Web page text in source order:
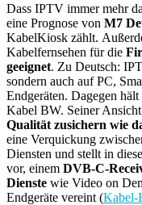
Dass IPTV immer mehr
eine Prognose von M7
KabelKiosk zählt.
Kabelfernsehen für die
geeignet. Zu Deutsch:
sondern auch auf PC,
Endgeräten. Dagegen
Kabel BW. Seiner
Qualität zusichern wie
eine Verquickung
Diensten und stellt in
vor, einem DVB-C-
Dienste wie Video on
Endgeräte vereint (Kabel-